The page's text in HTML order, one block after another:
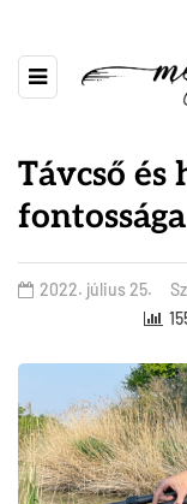
Távcső és
fontossága
2022. július 25.